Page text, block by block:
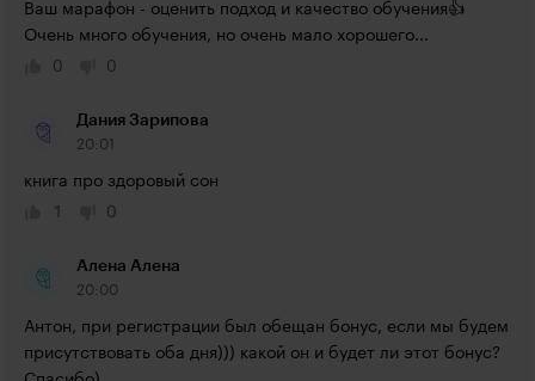
Ваш марафон - оценить подход и качество обучения👍
Очень много обучения, но очень мало хорошего...
0
0
Дания Зарипова
20:01
книга про здоровый сон
1
0
Алена Алена
20:00
Антон, при регистрации был обещан бонус, если мы будем
присутствовать оба дня))) какой он и будет ли этот бонус?